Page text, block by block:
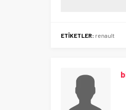
ETİKETLER: renault